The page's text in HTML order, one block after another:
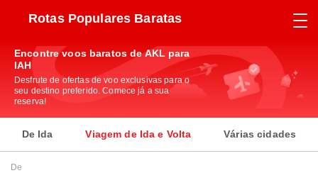
Rotas Populares Baratas
Encontre voos baratos de AKL para
IAH
Desfrute de ofertas de voo exclusivas para o
seu destino preferido. Comece já a sua
reserva!
De Ida Viagem de Ida e Volta Várias cidades
De